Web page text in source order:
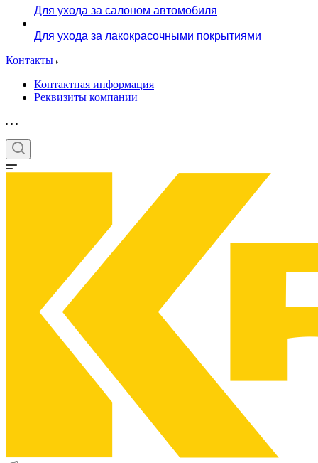
Для ухода за салоном автомобиля
Для ухода за лакокрасочными покрытиями
Контакты
Контактная информация
Реквизиты компании